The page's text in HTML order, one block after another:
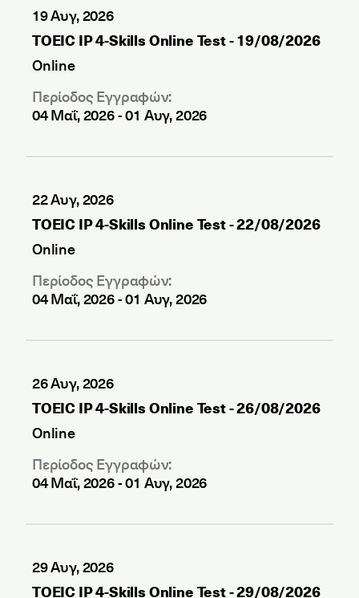
19 Αυγ, 2026
TOEIC IP 4-Skills Online Test - 19/08/2026
Online
Περίοδος Εγγραφών:
04 Μαΐ, 2026-01 Αυγ, 2026
22 Αυγ, 2026
TOEIC IP 4-Skills Online Test - 22/08/2026
Online
Περίοδος Εγγραφών:
04 Μαΐ, 2026-01 Αυγ, 2026
26 Αυγ, 2026
TOEIC IP 4-Skills Online Test - 26/08/2026
Online
Περίοδος Εγγραφών:
04 Μαΐ, 2026-01 Αυγ, 2026
29 Αυγ, 2026
TOEIC IP 4-Skills Online Test - 29/08/2026